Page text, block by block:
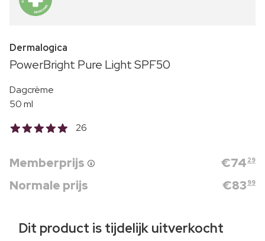
Dermalogica
PowerBright Pure Light SPF50
Dagcrème
50 ml
26
Memberprijs €74 29
Normale prijs €83 99
Dit product is tijdelijk uitverkocht